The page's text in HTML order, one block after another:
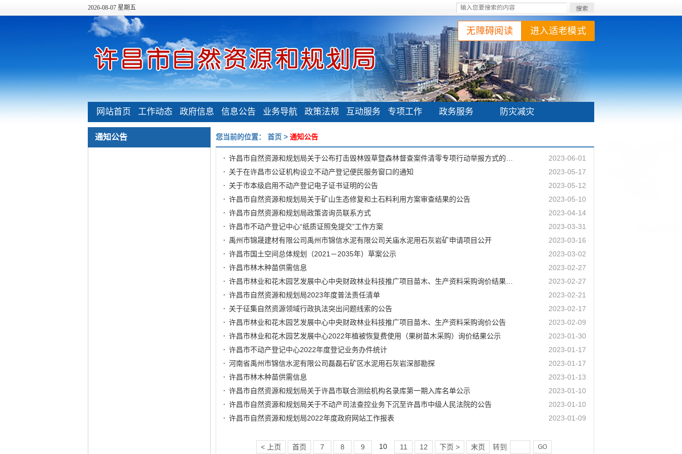
2026-08-07 星期五 搜索
进入适老模式
无障碍阅读
网站首页 工作动态
政府信息
公开
信息公告 业务导航 政策法规 互动服务 专项工作 政务服务 防灾减灾
通知公告 您当前的位置： 首页 > 通知公告
2023-06-01
关于在许昌市公证机构设立不动产登记便民服务窗口的通知
2023-05-17
关于市本级启用不动产登记电子证书证明的公告
2023-05-12
许昌市自然资源和规划局关于矿山生态修复和土石料利用方案审查结果的公告
2023-05-10
许昌市自然资源和规划局政策咨询员联系方式
2023-04-14
许昌市不动产登记中心“纸质证照免提交”工作方案
2023-03-31
禹州市锦晟建材有限公司禹州市锦信水泥有限公司关庙水泥用石灰岩矿申请项目公开
2023-03-16
许昌市国土空间总体规划（2021－2035年）草案公示
2023-03-02
许昌市林木种苗供需信息
2023-02-27
2023-02-27
许昌市自然资源和规划局2023年度普法责任清单
2023-02-21
关于征集自然资源领域行政执法突出问题线索的公告
2023-02-17
许昌市林业和花木园艺发展中心中央财政林业科技推广项目苗木、生产资料采购询价公告
2023-02-09
许昌市林业和花木园艺发展中心2022年植被恢复费使用（果树苗木采购）询价结果公示
2023-01-30
许昌市不动产登记中心2022年度登记业务办件统计
2023-01-17
河南省禹州市锦信水泥有限公司磊磊石矿区水泥用石灰岩深部勘探
2023-01-17
许昌市林木种苗供需信息
2023-01-13
许昌市自然资源和规划局关于许昌市联合测绘机构名录库第一期入库名单公示
2023-01-10
许昌市自然资源和规划局关于不动产司法查控业务下沉至许昌市中级人民法院的公告
2023-01-10
许昌市自然资源和规划局2022年度政府网站工作报表
2023-01-09
< 上页 首页 7 8 9 10 11 12 下页 > 末页 转到 GO